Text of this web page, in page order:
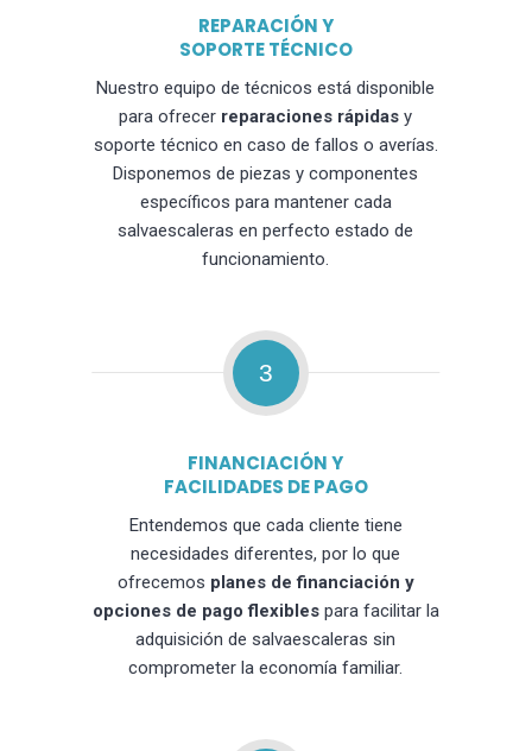
REPARACIÓN Y
SOPORTE TÉCNICO
Nuestro equipo de técnicos está disponible
para ofrecer reparaciones rápidas y
soporte técnico en caso de fallos o averías.
Disponemos de piezas y componentes
específicos para mantener cada
salvaescaleras en perfecto estado de
funcionamiento.
3
FINANCIACIÓN Y
FACILIDADES DE PAGO
Entendemos que cada cliente tiene
necesidades diferentes, por lo que
ofrecemos planes de financiación y
opciones de pago flexiblespara facilitar la
adquisición de salvaescaleras sin
comprometer la economía familiar.